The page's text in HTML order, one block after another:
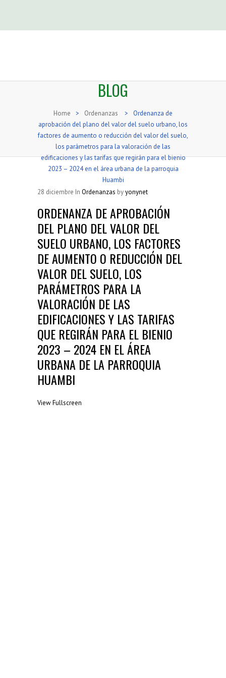
BLOG
Home > Ordenanzas >
Ordenanza de
aprobación del plano del valor del suelo urbano, los
factores de aumento o reducción del valor del suelo,
los parámetros para la valoración de las
edificaciones y las tarifas que regirán para el bienio
2023 – 2024 en el área urbana de la parroquia
Huambi
28 diciembre In Ordenanzas byyonynet
ORDENANZA DE APROBACIÓN
DEL PLANO DEL VALOR DEL
SUELO URBANO, LOS FACTORES
DE AUMENTO O REDUCCIÓN DEL
VALOR DEL SUELO, LOS
PARÁMETROS PARA LA
VALORACIÓN DE LAS
EDIFICACIONES Y LAS TARIFAS
QUE REGIRÁN PARA EL BIENIO
2023 – 2024 EN EL ÁREA
URBANA DE LA PARROQUIA
HUAMBI
View Fullscreen